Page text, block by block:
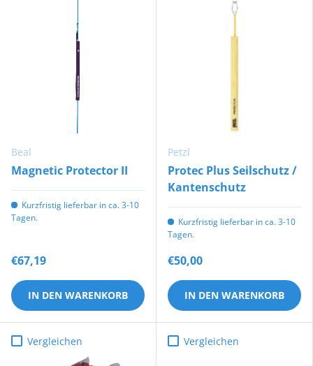
Beal
Magnetic Protector II
Kurzfristig lieferbar in ca. 3-10
Tagen.
€67,19
IN DEN WARENKORB
Petzl
Protec Plus Seilschutz /
Kantenschutz
Kurzfristig lieferbar in ca. 3-10
Tagen.
€50,00
IN DEN WARENKORB
Vergleichen Vergleichen